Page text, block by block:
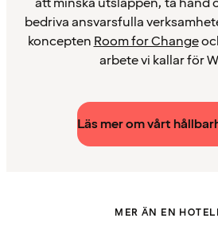
bedriva ansvarsfulla
koncepten Room for Change
arbete vi kallar för
Läs mer om vårt
MER ÄN EN